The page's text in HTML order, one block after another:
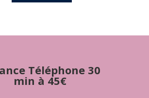
Téléphone 30
min à 45€